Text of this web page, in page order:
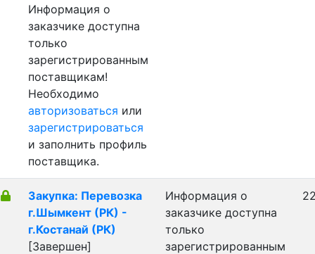
Информация о
заказчике доступна
только
зарегистрированным
поставщикам!
Необходимо
авторизоваться или
зарегистрироваться
и заполнить профиль
поставщика.
Закупка: Перевозка
г.Шымкент (РК) -
г.Костанай (РК)
[Завершен]
Информация о
заказчике доступна
только
зарегистрированным